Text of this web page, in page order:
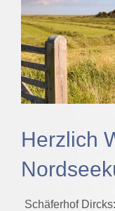
Herzlich
Schäferhof